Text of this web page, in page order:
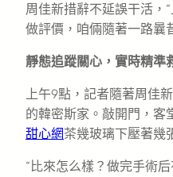
周佳新措辭不延誤干活，
做評價，咱倆隨著一路曩
靜態追蹤關心，實時精準
上午9點，記者隨著周佳
的韓密斯家。敲開門，客
甜心網茶幾玻璃下壓著幾
“比來怎么樣？做完手術